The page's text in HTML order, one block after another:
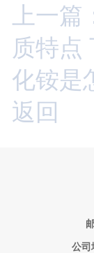
上一
质特点
化铵是
返回
公司